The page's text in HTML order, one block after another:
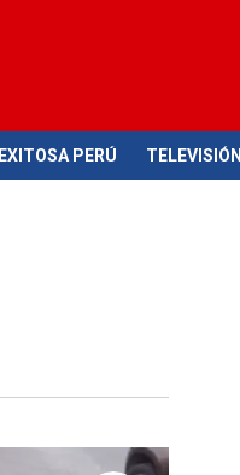
EXITOSA PERÚ TELEVISIÓN